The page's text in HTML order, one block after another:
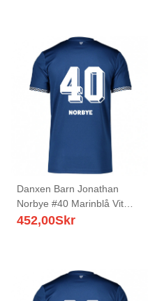
Danxen Barn Jonathan
Norbye #40 Marinblå Vit
Hemmatröja Matchtröjor
452,00Skr